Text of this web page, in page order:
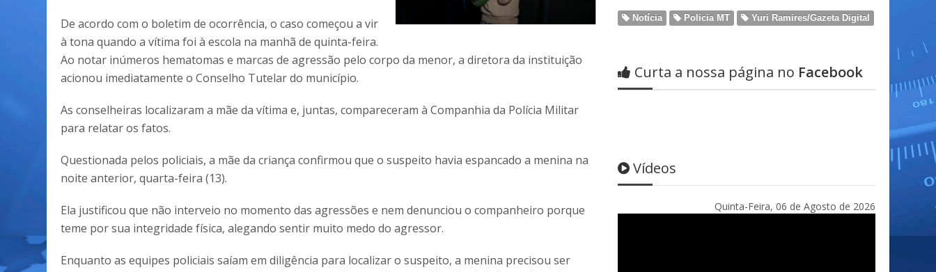
De acordo com o boletim de ocorrência, o caso começou a vir
à tona quando a vítima foi à escola na manhã de quinta-feira.
Ao notar inúmeros hematomas e marcas de agressão pelo corpo da menor, a diretora da instituição
acionou imediatamente o Conselho Tutelar do município.
As conselheiras localizaram a mãe da vítima e, juntas, compareceram à Companhia da Polícia Militar
para relatar os fatos.
Questionada pelos policiais, a mãe da criança confirmou que o suspeito havia espancado a menina na
noite anterior, quarta-feira (13).
Ela justificou que não interveio no momento das agressões e nem denunciou o companheiro porque
teme por sua integridade física, alegando sentir muito medo do agressor.
Enquanto as equipes policiais saíam em diligência para localizar o suspeito, a menina precisou ser
Notícia Policia MT Yuri Ramires/Gazeta Digital
Curta a nossa página no Facebook
Vídeos
Quinta-Feira, 06 de Agosto de 2026